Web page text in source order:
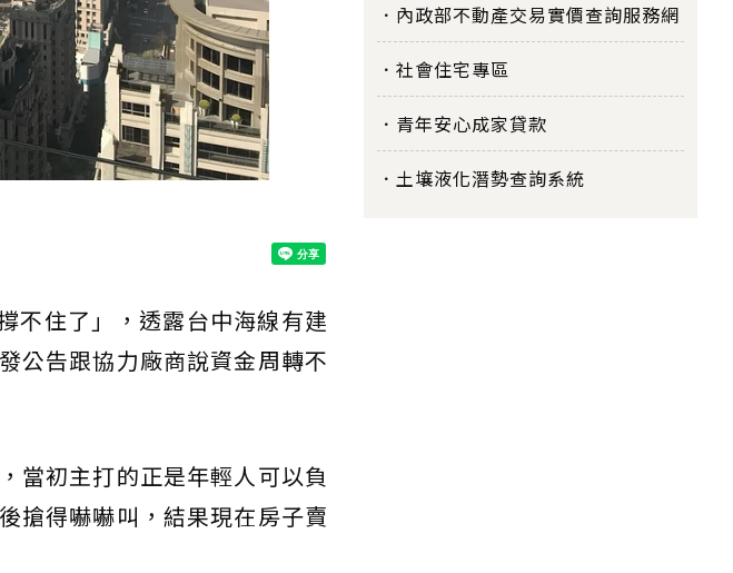
不住了」，透露台中海線有建
公告跟協力廠商說資金周轉不
當初主打的正是年輕人可以負
搶得嚇嚇叫，結果現在房子賣
內政部不動產交易實價查詢服務網
社會住宅專區
青年安心成家貸款
土壤液化潛勢查詢系統